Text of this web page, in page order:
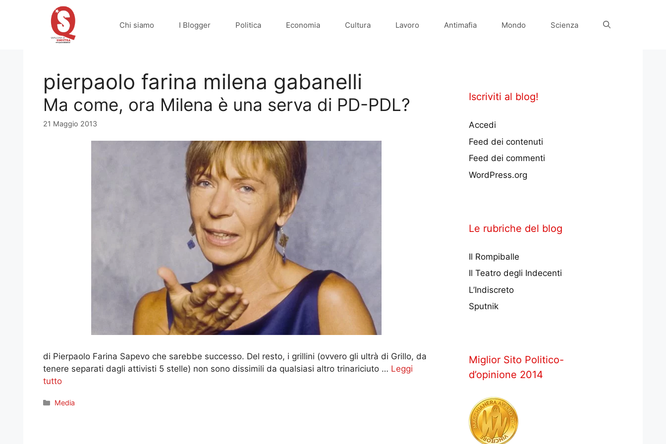
Chi siamo I Blogger Politica Economia Cultura Lavoro Antimafia Mondo Scienza
pierpaolo farina milena gabanelli
Ma come, ora Milena è una serva di PD-PDL?
21 Maggio 2013
di Pierpaolo Farina Sapevo che sarebbe successo. Del resto, i grillini (ovvero gli ultrà di Grillo, da
tenere separati dagli attivisti 5 stelle) non sono dissimili da qualsiasi altro trinariciuto … Leggi
tutto
Categorie
Media
Iscriviti al blog!
Accedi
Feed dei contenuti
Feed dei commenti
WordPress.org
Le rubriche del blog
Il Rompiballe
Il Teatro degli Indecenti
L’Indiscreto
Sputnik
Miglior Sito Politico-
d’opinione 2014